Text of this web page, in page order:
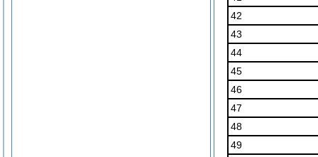
42
43
44
45
46
47
48
49